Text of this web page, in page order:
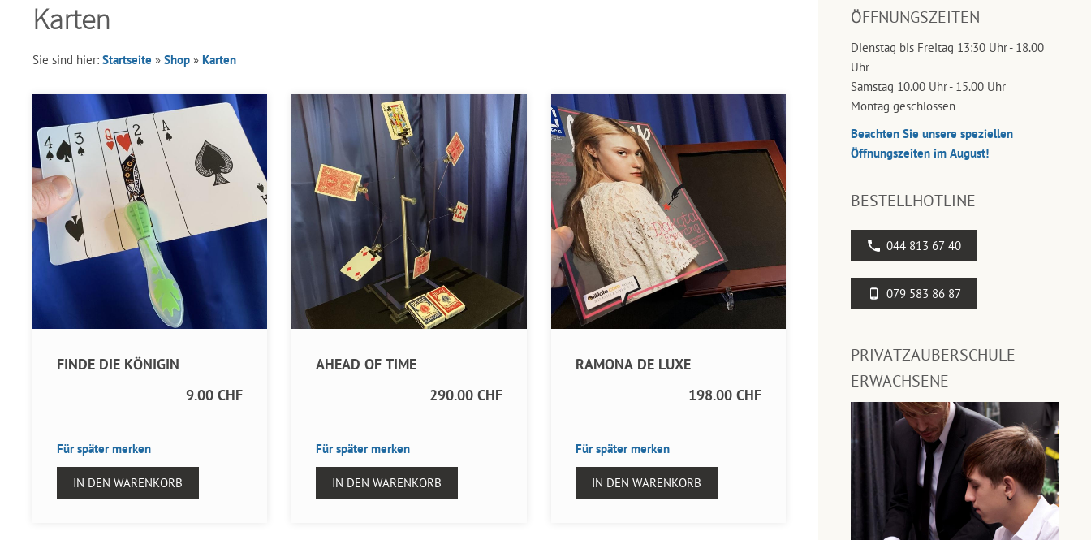
Karten
Sie sind hier: Startseite » Shop » Karten
FINDE DIE KÖNIGIN
9.00 CHF
Für später merken
IN DEN WARENKORB
AHEAD OF TIME
290.00 CHF
Für später merken
IN DEN WARENKORB
RAMONA DE LUXE
198.00 CHF
Für später merken
IN DEN WARENKORB
ÖFFNUNGSZEITEN
Dienstag bis Freitag 13:30 Uhr - 18.00
Uhr
Samstag 10.00 Uhr - 15.00 Uhr
Montag geschlossen
Beachten Sie unsere speziellen
Öffnungszeiten im August!
BESTELLHOTLINE
044 813 67 40
079 583 86 87
PRIVATZAUBERSCHULE
ERWACHSENE